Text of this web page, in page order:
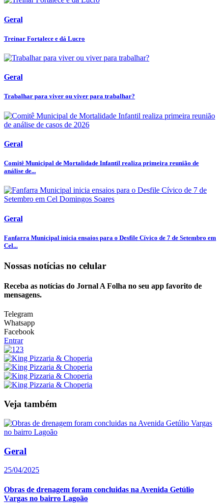
Geral
Treinar Fortalece e dá Lucro
Geral
Trabalhar para viver ou viver para trabalhar?
Geral
Comitê Municipal de Mortalidade Infantil realiza primeira reunião de
análise de...
Geral
Fanfarra Municipal inicia ensaios para o Desfile Cívico de 7 de Setembro em
Cel...
Nossas notícias no celular
Receba as notícias do Jornal A Folha no seu app favorito de
mensagens.
Telegram
Whatsapp
Facebook
Entrar
Veja também
Geral
25/04/2025
Obras de drenagem foram concluidas na Avenida Getúlio
Vargas no bairro Lagoão